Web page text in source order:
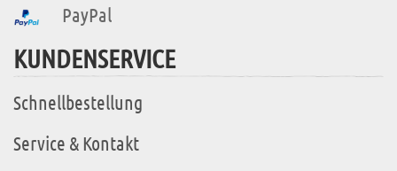
PayPal
KUNDENSERVICE
Schnellbestellung
Service & Kontakt